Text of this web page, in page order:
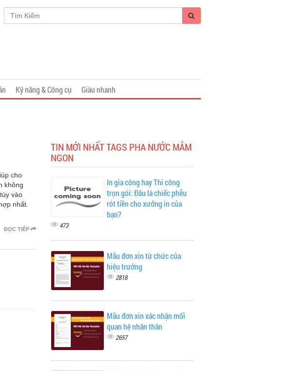
Kỹ năng & Công cụ
Giàu nhanh
cho
không
vào
nhất.
ĐỌC TIẾP
TIN MỚI NHẤT TAGS PHA NƯỚC MẮM
NGON
In gia công hay Thi công
trọn gói: Đâu là chiếc phễu
rót tiền cho xưởng in của
bạn?
473
Mẫu đơn xin từ chức của
hiệu trưởng
2818
Mẫu đơn xin xác nhận mối
quan hệ nhân thân
2657